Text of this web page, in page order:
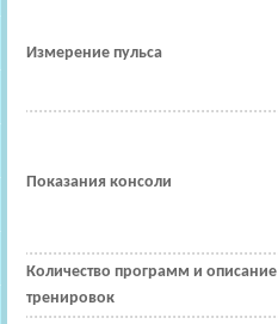
Измерение пульса
Показания консоли
Количество программ и описание
тренировок